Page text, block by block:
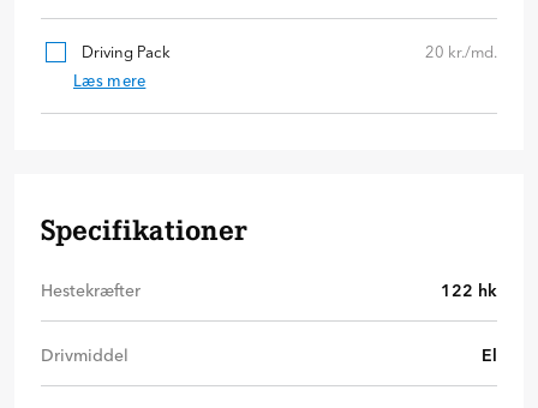
Driving Pack
Læs mere
20 kr./md.
Specifikationer
Hestekræfter 122 hk
Drivmiddel El